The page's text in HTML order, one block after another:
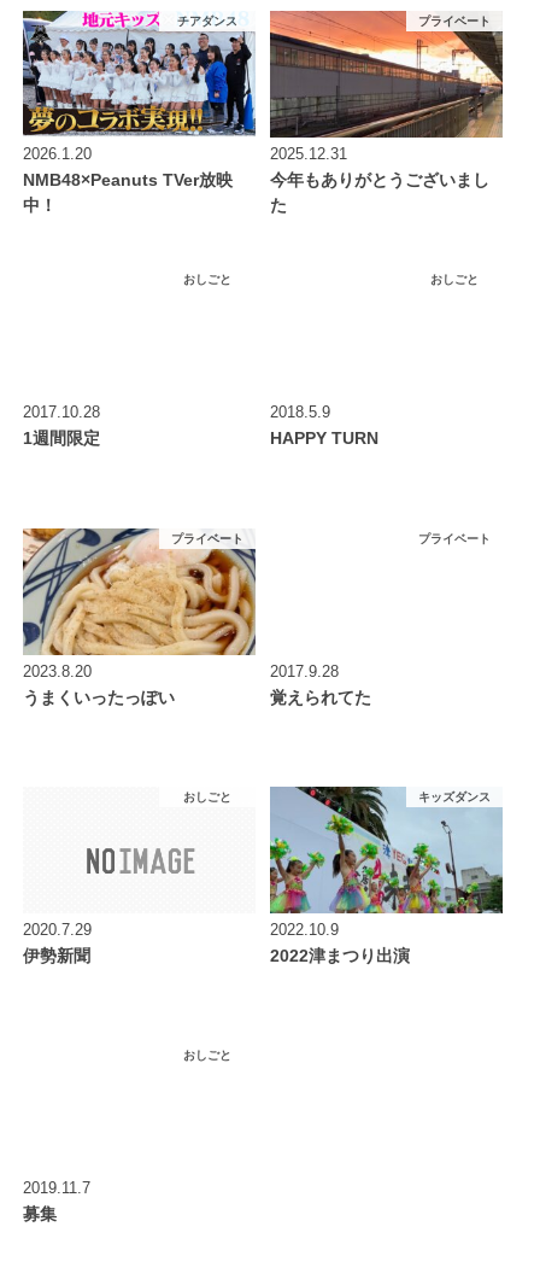
チアダンス
2026.1.20
NMB48×Peanuts TVer放映
中！
プライベート
2025.12.31
今年もありがとうございまし
た
おしごと
2017.10.28
1週間限定
おしごと
2018.5.9
HAPPY TURN
プライベート
2023.8.20
うまくいったっぽい
プライベート
2017.9.28
覚えられてた
おしごと
2020.7.29
伊勢新聞
キッズダンス
2022.10.9
2022津まつり出演
おしごと
2019.11.7
募集